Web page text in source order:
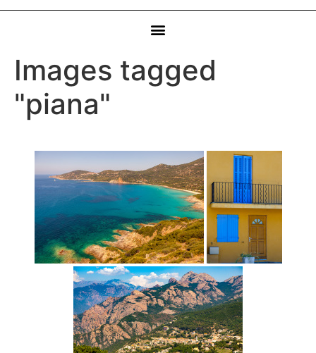
Images tagged
"piana"